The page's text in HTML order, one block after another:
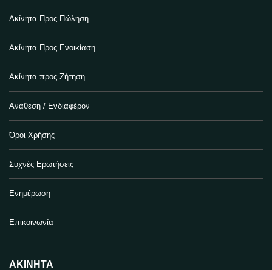
Ακίνητα Προς Πώληση
Ακίνητα Προς Ενοικίαση
Ακίνητα προς Ζήτηση
Ανάθεση / Ενδιαφέρον
Όροι Χρήσης
Συχνές Ερωτήσεις
Ενημέρωση
Επικοινωνία
ΑΚΊΝΗΤΑ